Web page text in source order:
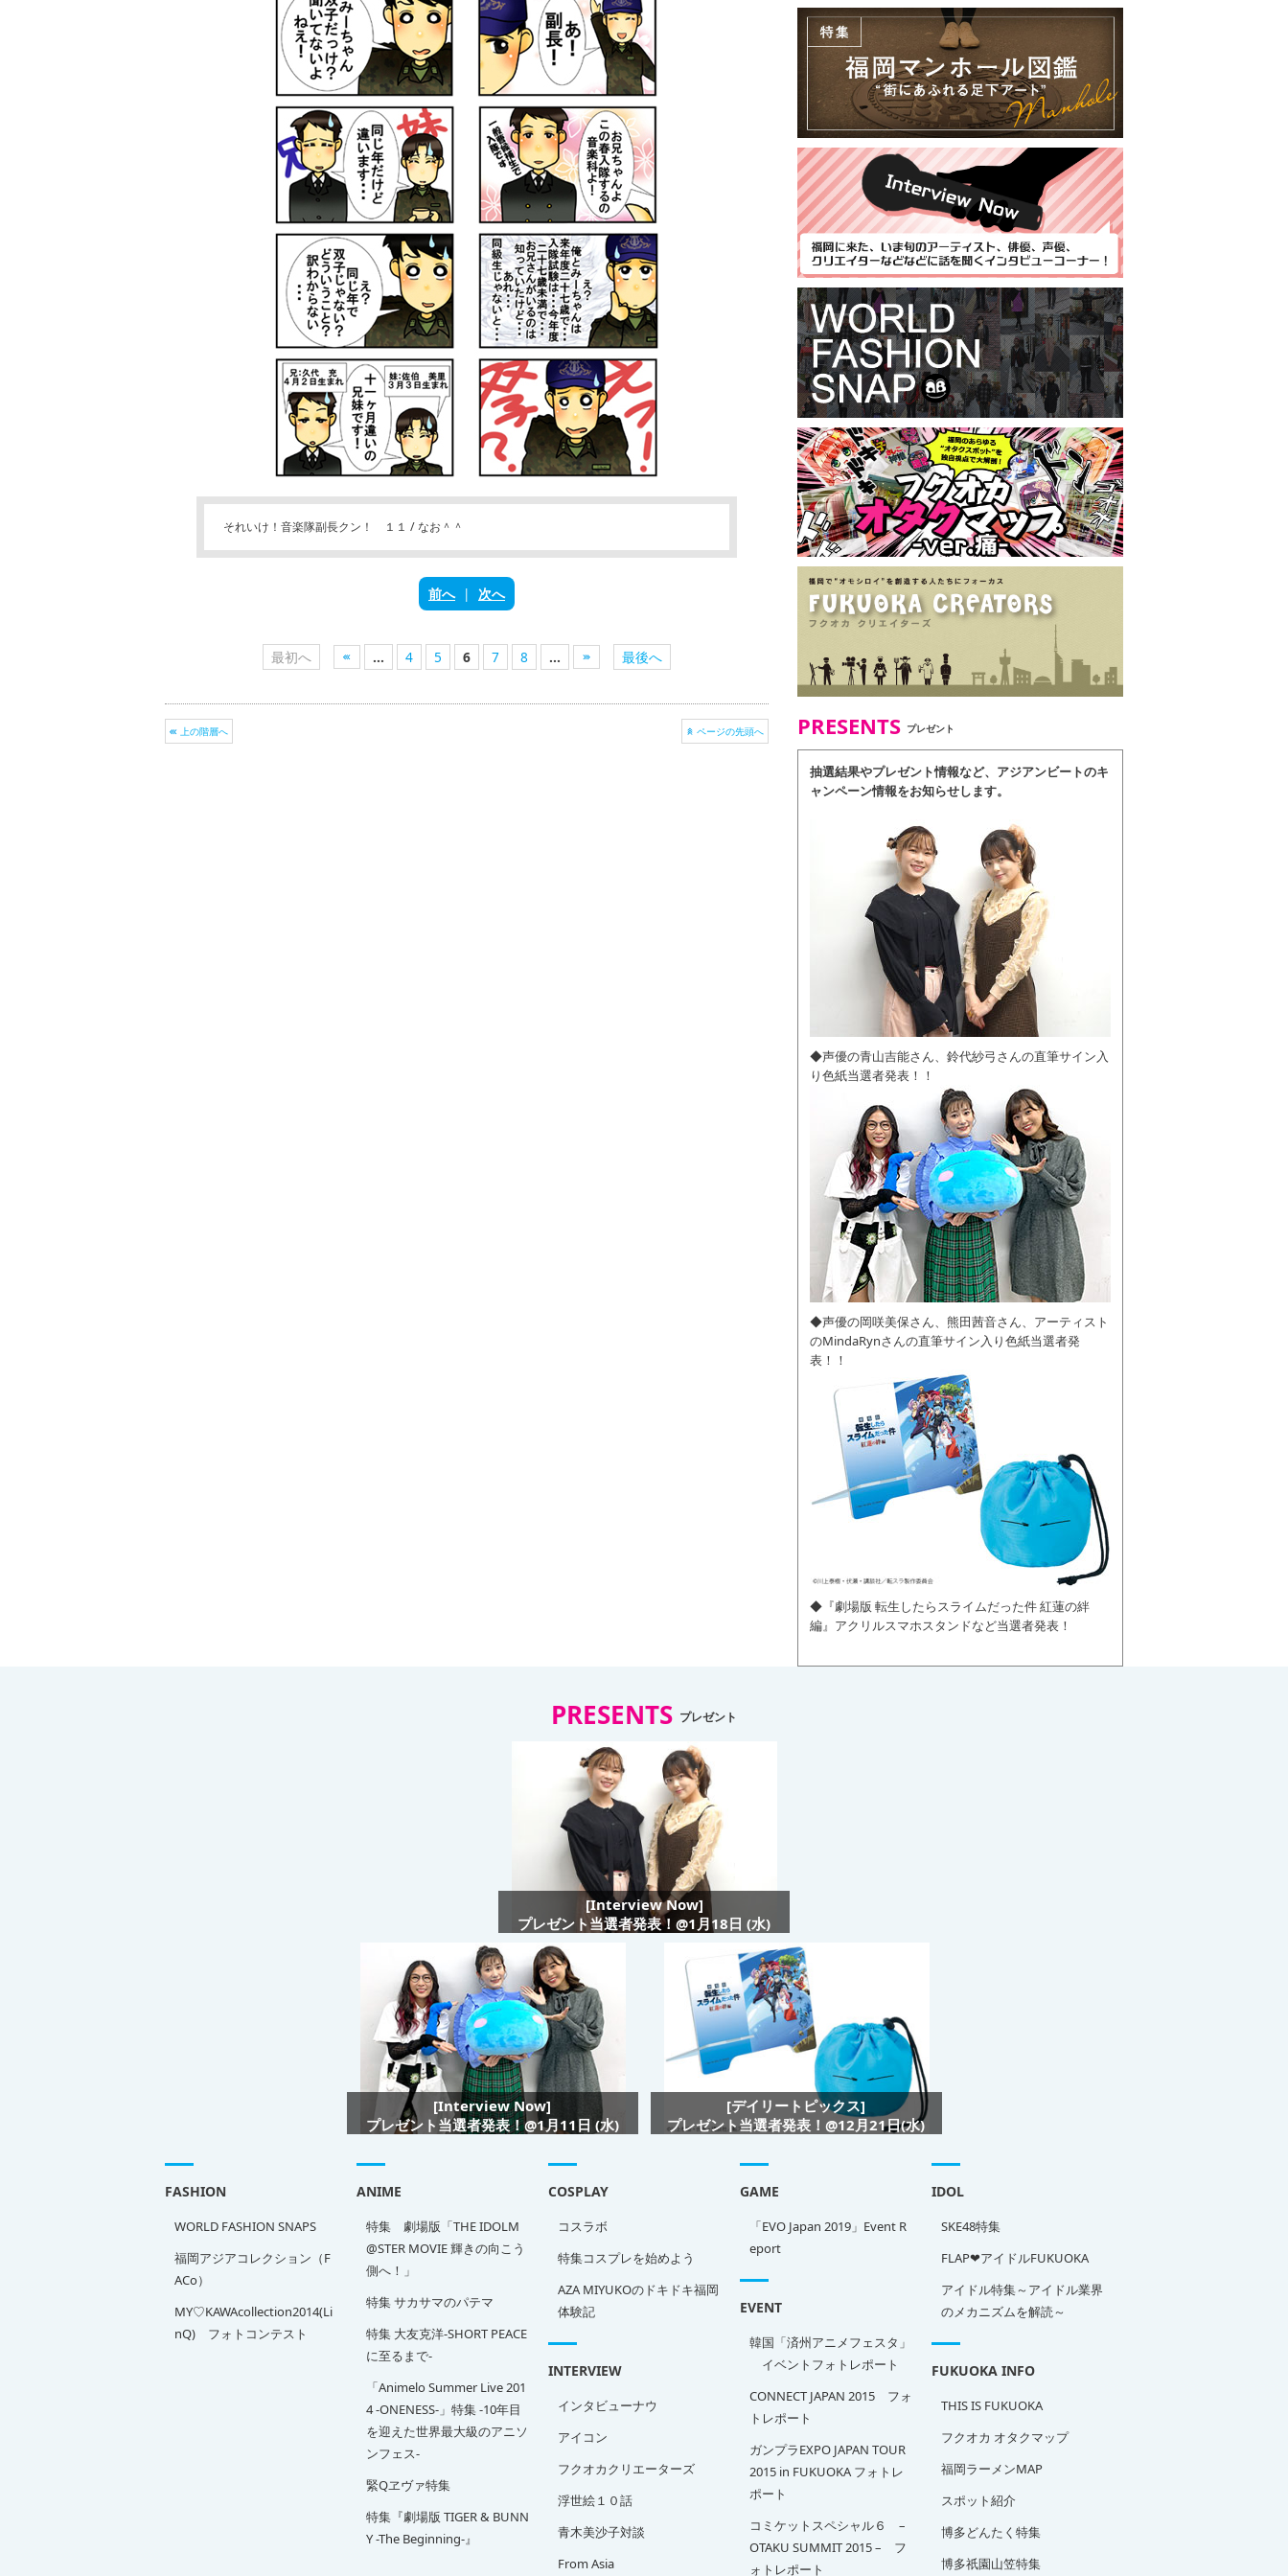
それいけ！音楽隊副長クン！ １１ / なお＾＾
前へ| 次へ
最初へ ... 4 5 6 7 8 ... 最後へ
上の階層へ ページの先頭へ PRESENTS プレゼント
抽選結果やプレゼント情報など、アジアンビートのキ
ャンペーン情報をお知らせします。
◆声優の青山吉能さん、鈴代紗弓さんの直筆サイン入
り色紙当選者発表！！
◆声優の岡咲美保さん、熊田茜音さん、アーティスト
のMindaRynさんの直筆サイン入り色紙当選者発
表！！
◆『劇場版 転生したらスライムだった件 紅蓮の絆
編』アクリルスマホスタンドなど当選者発表！
PRESENTS プレゼント
[Interview Now]
プレゼント当選者発表！@1月18日 (水)
[Interview Now]
プレゼント当選者発表！@1月11日 (水)
[デイリートピックス]
プレゼント当選者発表！@12月21日(水)
FASHION
WORLD FASHION SNAPS
福岡アジアコレクション（F
ACo）
MY♡KAWAcollection2014(Li
nQ) フォトコンテスト
ANIME
特集 劇場版「THE IDOLM
@STER MOVIE 輝きの向こう
側へ！」
特集 サカサマのパテマ
特集 大友克洋-SHORT PEACE
に至るまで-
「Animelo Summer Live 201
4 -ONENESS-」特集 -10年目
を迎えた世界最大級のアニソ
ンフェス-
緊Qヱヴァ特集
特集『劇場版 TIGER & BUNN
Y -The Beginning-』
COSPLAY
コスラボ
特集コスプレを始めよう
AZA MIYUKOのドキドキ福岡
体験記
GAME
「EVO Japan 2019」Event R
eport
IDOL
SKE48特集
FLAP❤アイドルFUKUOKA
アイドル特集～アイドル業界
のメカニズムを解読～
EVENT
韓国「済州アニメフェスタ」
イベントフォトレポート
CONNECT JAPAN 2015 フォ
トレポート
ガンプラEXPO JAPAN TOUR
2015 in FUKUOKA フォトレ
ポート
コミケットスペシャル６ –
OTAKU SUMMIT 2015 – フ
ォトレポート
INTERVIEW
インタビューナウ
アイコン
フクオカクリエーターズ
浮世絵１０話
青木美沙子対談
From Asia
FUKUOKA INFO
THIS IS FUKUOKA
フクオカ オタクマップ
福岡ラーメンMAP
スポット紹介
博多どんたく特集
博多祇園山笠特集